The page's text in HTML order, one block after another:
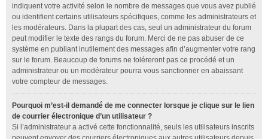
indiquent votre activité selon le nombre de messages que vous avez publié
ou identifient certains utilisateurs spécifiques, comme les administrateurs et
les modérateurs. Dans la plupart des cas, seul un administrateur du forum
peut modifier le texte des rangs du forum. Merci de ne pas abuser de ce
système en publiant inutilement des messages afin d’augmenter votre rang
sur le forum. Beaucoup de forums ne toléreront pas ce procédé et un
administrateur ou un modérateur pourra vous sanctionner en abaissant
votre compteur de messages.
Pourquoi m’est-il demandé de me connecter lorsque je clique sur le lien
de courrier électronique d’un utilisateur ?
Si l’administrateur a activé cette fonctionnalité, seuls les utilisateurs inscrits